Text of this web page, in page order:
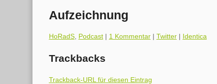
Aufzeichnung
Kategorien:
HoRadS, Podcast| 1 Kommentar| Twitter| Identica
Trackbacks
Trackback-URL für diesen Eintrag